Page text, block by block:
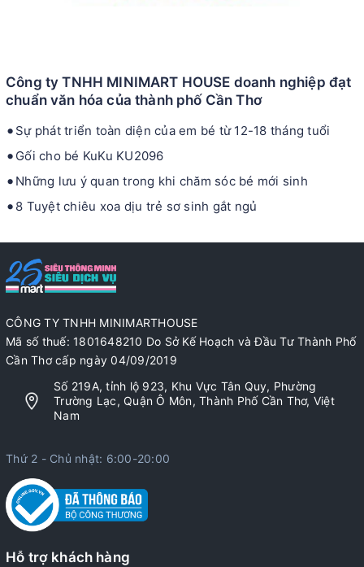
Công ty TNHH MINIMART HOUSE doanh nghiệp đạt
chuẩn văn hóa của thành phố Cần Thơ
Sự phát triển toàn diện của em bé từ 12-18 tháng tuổi
Gối cho bé KuKu KU2096
Những lưu ý quan trong khi chăm sóc bé mới sinh
8 Tuyệt chiêu xoa dịu trẻ sơ sinh gắt ngủ
CÔNG TY TNHH MINIMARTHOUSE
Mã số thuế: 1801648210 Do Sở Kế Hoạch và Đầu Tư Thành Phố
Cần Thơ cấp ngày 04/09/2019
Số 219A, tỉnh lộ 923, Khu Vực Tân Quy, Phường
Trường Lạc, Quận Ô Môn, Thành Phố Cần Thơ, Việt
Nam
Thứ 2 - Chủ nhật: 6:00-20:00
Hỗ trợ khách hàng